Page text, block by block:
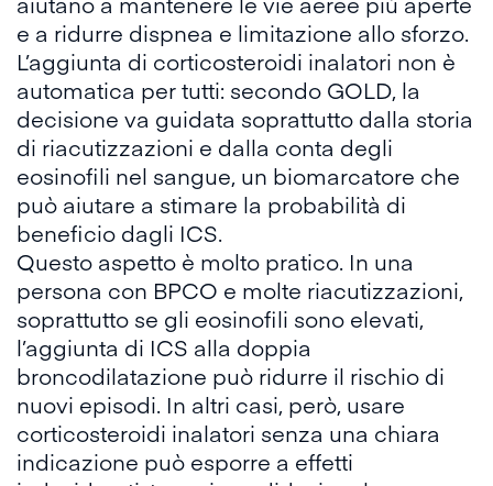
e a ridurre dispnea e limitazione allo sforzo.
L’aggiunta di corticosteroidi inalatori non è
automatica per tutti: secondo GOLD, la
decisione va guidata soprattutto dalla storia
di riacutizzazioni e dalla conta degli
eosinofili nel sangue, un biomarcatore che
può aiutare a stimare la probabilità di
beneficio dagli ICS.
Questo aspetto è molto pratico. In una
persona con BPCO e molte riacutizzazioni,
soprattutto se gli eosinofili sono elevati,
l’aggiunta di ICS alla doppia
broncodilatazione può ridurre il rischio di
nuovi episodi. In altri casi, però, usare
corticosteroidi inalatori senza una chiara
indicazione può esporre a effetti